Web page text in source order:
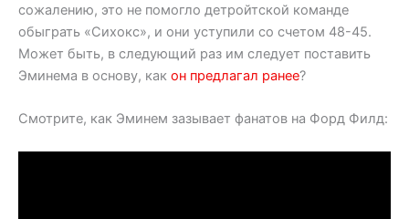
сожалению, это не помогло детройтской команде
обыграть «Сихокс», и они уступили со счетом 48-45.
Может быть, в следующий раз им следует поставить
Эминема в основу, как он предлагал ранее?
Смотрите, как Эминем зазывает фанатов на Форд Филд: